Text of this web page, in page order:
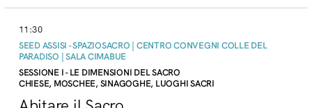
11:30
SEED ASSISI - SPAZIOSACRO | CENTRO CONVEGNI COLLE DEL
PARADISO | SALA CIMABUE
SESSIONE I - LE DIMENSIONI DEL SACRO
CHIESE, MOSCHEE, SINAGOGHE, LUOGHI SACRI